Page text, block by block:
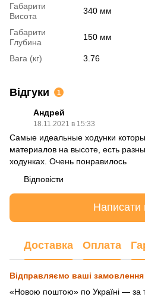
Габарити
Висота
340 мм
Габарити
Глубина
150 мм
Вага (кг) 3.76
Відгуки 1
Андрей
18.11.2021 в 15:33
Самые идеальные ходунки
материалов на высоте, есть
ходунках. Очень понравилось
Відповісти
Написати
Доставка Оплата
Відправляємо ваші
«Новою поштою» по Україні — за